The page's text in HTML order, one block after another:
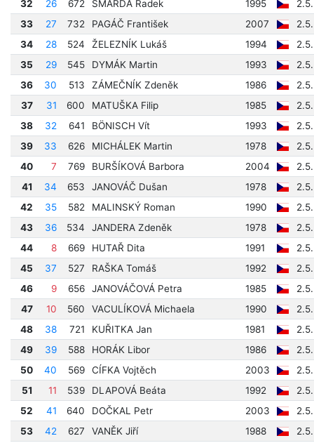
32
26 672 ŠMARDA Radek 1995
33
27 732 PAGÁČ František 2007
34
28 524 ŽELEZNÍK Lukáš 1994
35
29 545 DYMÁK Martin 1993
36
30 513 ZÁMEČNÍK Zdeněk 1986
37
31 600 MATUŠKA Filip 1985
38
32 641 BÖNISCH Vít 1993
39
33 626 MICHÁLEK Martin 1978
40
7 769 BURŠÍKOVÁ Barbora 2004
41
34 653 JANOVÁČ Dušan 1978
42
35 582 MALINSKÝ Roman 1990
43
36 534 JANDERA Zdeněk 1978
44
8 669 HUTAŘ Dita 1991
45
37 527 RAŠKA Tomáš 1992
46
9 656 JANOVÁČOVÁ Petra 1985
47
10 560 VACULÍKOVÁ Michaela 1990
48
38 721 KUŘITKA Jan 1981
49
39 588 HORÁK Libor 1986
50
40 569 CÍFKA Vojtěch 2003
51
11 539 DLAPOVÁ Beáta 1992
52
41 640 DOČKAL Petr 2003
53
42 627 VANĚK Jiří 1988